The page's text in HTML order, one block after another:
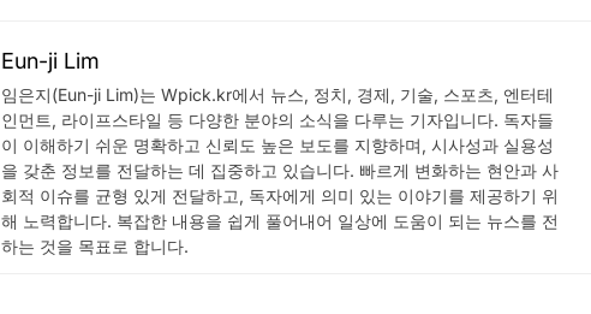
Eun-ji Lim
임은지(Eun-ji Lim)는 Wpick.kr에서 뉴스, 정치, 경제, 기술, 스포츠, 엔터테
인먼트, 라이프스타일 등 다양한 분야의 소식을 다루는 기자입니다. 독자들
이 이해하기 쉬운 명확하고 신뢰도 높은 보도를 지향하며, 시사성과 실용성
을 갖춘 정보를 전달하는 데 집중하고 있습니다. 빠르게 변화하는 현안과 사
회적 이슈를 균형 있게 전달하고, 독자에게 의미 있는 이야기를 제공하기 위
해 노력합니다. 복잡한 내용을 쉽게 풀어내어 일상에 도움이 되는 뉴스를 전
하는 것을 목표로 합니다.